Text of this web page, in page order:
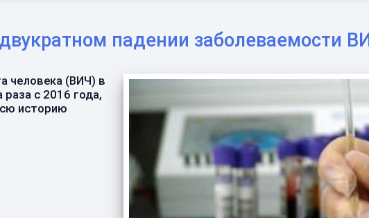
падении заболеваемости
человека (ВИЧ) в
с 2016 года,
историю